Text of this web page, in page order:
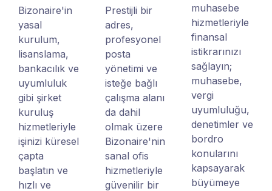
Bizonaire'in
yasal
kurulum,
lisanslama,
bankacılık ve
uyumluluk
gibi şirket
kuruluş
hizmetleriyle
işinizi küresel
çapta
başlatın ve
hızlı ve
Prestijli bir
adres,
profesyonel
posta
yönetimi ve
isteğe bağlı
çalışma alanı
da dahil
olmak üzere
Bizonaire'nin
sanal ofis
hizmetleriyle
güvenilir bir
muhasebe
hizmetleriyle
finansal
istikrarınızı
sağlayın;
muhasebe,
vergi
uyumluluğu,
denetimler ve
bordro
konularını
kapsayarak
büyümeye